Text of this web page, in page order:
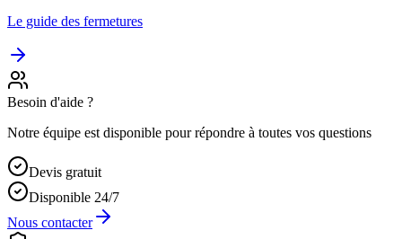
Le guide des fermetures
Besoin d'aide ?
Notre équipe est disponible pour répondre à toutes vos questions
Devis gratuit
Disponible 24/7
Nous contacter